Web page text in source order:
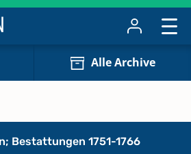
Alle Archive
Bestattungen 1751-1766